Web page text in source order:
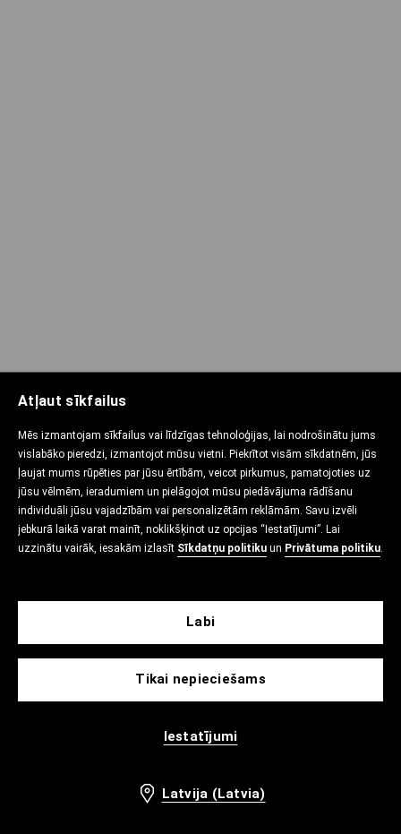
Atļaut sīkfailus
Mēs izmantojam sīkfailus vai līdzīgas tehnoloģijas, lai nodrošinātu jums
vislabāko pieredzi, izmantojot mūsu vietni. Piekrītot visām sīkdatnēm, jūs
ļaujat mums rūpēties par jūsu ērtībām, veicot pirkumus, pamatojoties uz
jūsu vēlmēm, ieradumiem un pielāgojot mūsu piedāvājuma rādīšanu
individuāli jūsu vajadzībām vai personalizētām reklāmām. Savu izvēli
jebkurā laikā varat mainīt, noklikšķinot uz opcijas “Iestatījumi”. Lai
uzzinātu vairāk, iesakām izlasīt Sīkdatņu politiku un Privātuma politiku.
Tikai nepieciešams
Iestatījumi
Labi
Latvija (Latvia)